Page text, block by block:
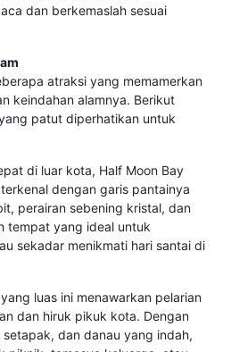
dan berkemaslah sesuai
atraksi yang memamerkan
keindahan alamnya. Berikut
patut diperhatikan untuk
di luar kota, Half Moon Bay
dengan garis pantainya
perairan sebening kristal, dan
tempat yang ideal untuk
sekadar menikmati hari santai di
luas ini menawarkan pelarian
dan hiruk pikuk kota. Dengan
dan danau yang indah,